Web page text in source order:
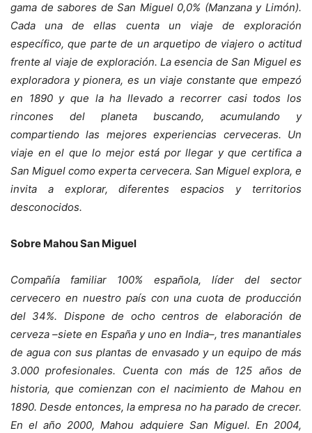
gama de sabores de San Miguel 0,0% (Manzana y Limón).
Cada una de ellas cuenta un viaje de exploración
específico, que parte de un arquetipo de viajero o actitud
frente al viaje de exploración. La esencia de San Miguel es
exploradora y pionera, es un viaje constante que empezó
en 1890 y que la ha llevado a recorrer casi todos los
rincones del planeta buscando, acumulando y
compartiendo las mejores experiencias cerveceras. Un
viaje en el que lo mejor está por llegar y que certifica a
San Miguel como experta cervecera. San Miguel explora, e
invita a explorar, diferentes espacios y territorios
desconocidos.
Sobre Mahou San Miguel
Compañía familiar 100% española, líder del sector
cervecero en nuestro país con una cuota de producción
del 34%. Dispone de ocho centros de elaboración de
cerveza –siete en España y uno en India–, tres manantiales
de agua con sus plantas de envasado y un equipo de más
3.000 profesionales. Cuenta con más de 125 años de
historia, que comienzan con el nacimiento de Mahou en
1890. Desde entonces, la empresa no ha parado de crecer.
En el año 2000, Mahou adquiere San Miguel. En 2004,